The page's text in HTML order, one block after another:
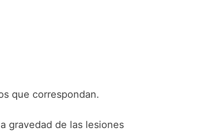
que correspondan.
gravedad de las lesiones